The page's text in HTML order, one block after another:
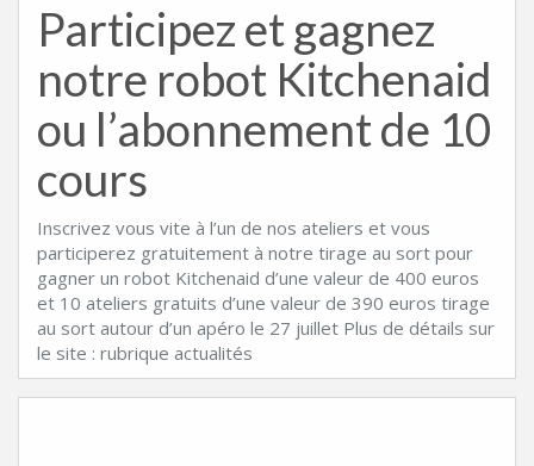
Participez et gagnez
notre robot Kitchenaid
ou l’abonnement de 10
cours
Inscrivez vous vite à l’un de nos ateliers et vous
participerez gratuitement à notre tirage au sort pour
gagner un robot Kitchenaid d’une valeur de 400 euros
et 10 ateliers gratuits d’une valeur de 390 euros tirage
au sort autour d’un apéro le 27 juillet Plus de détails sur
le site : rubrique actualités